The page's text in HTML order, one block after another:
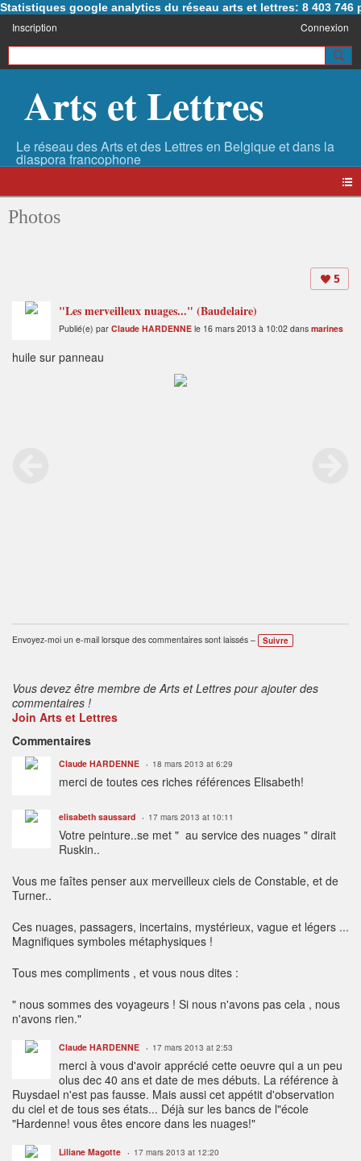
Statistiques google analytics du réseau arts et lettres: 8 403 746
Inscription Connexion
Arts et Lettres
Photos
5
"Les merveilleux nuages..." (Baudelaire)
Publié(e) par Claude HARDENNE le 16 mars 2013 à 10:02 dans marines
huile sur panneau
Envoyez-moi un e-mail lorsque des commentaires sont laissés – Suivre
Vous devez être membre de Arts et Lettres pour ajouter des
commentaires !
Join Arts et Lettres
Commentaires
Claude HARDENNE 18 mars 2013 at 6:29
merci de toutes ces riches références Elisabeth!
elisabeth saussard 17 mars 2013 at 10:11
Votre peinture..se met " au service des nuages " dirait
Ruskin..
Vous me faîtes penser aux merveilleux ciels de Constable, et de
Turner..
Ces nuages, passagers, incertains, mystérieux, vague et légers ...
Magnifiques symboles métaphysiques !
Tous mes compliments , et vous nous dites :
" nous sommes des voyageurs ! Si nous n'avons pas cela , nous
n'avons rien."
Claude HARDENNE 17 mars 2013 at 2:53
merci à vous d'avoir apprécié cette oeuvre qui a un peu
olus dec 40 ans et date de mes débuts. La référence à
Ruysdael n'est pas fausse. Mais aussi cet appétit d'observation
du ciel et de tous ses états... Déjà sur les bancs de l"école
"Hardenne! vous êtes encore dans les nuages!"
Liliane Magotte 17 mars 2013 at 12:20